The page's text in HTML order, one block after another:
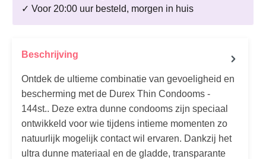
✓ Voor 20:00 uur besteld, morgen in huis
Beschrijving
Ontdek de ultieme combinatie van gevoeligheid en
bescherming met de Durex Thin Condooms -
144st.. Deze extra dunne condooms zijn speciaal
ontwikkeld voor wie tijdens intieme momenten zo
natuurlijk mogelijk contact wil ervaren. Dankzij het
ultra dunne materiaal en de gladde, transparante